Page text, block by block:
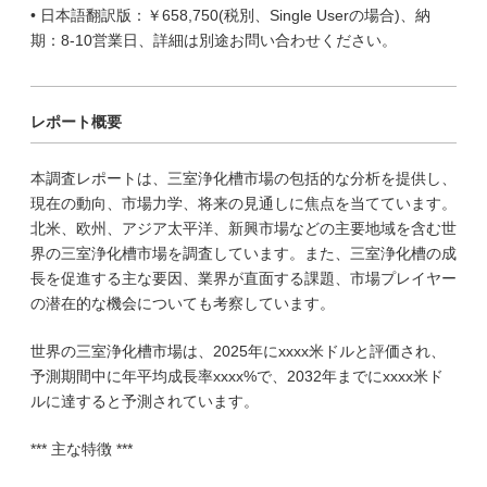
• 日本語翻訳版：￥658,750(税別、Single Userの場合)、納
期：8-10営業日、詳細は別途お問い合わせください。
レポート概要
本調査レポートは、三室浄化槽市場の包括的な分析を提供し、
現在の動向、市場力学、将来の見通しに焦点を当てています。
北米、欧州、アジア太平洋、新興市場などの主要地域を含む世
界の三室浄化槽市場を調査しています。また、三室浄化槽の成
長を促進する主な要因、業界が直面する課題、市場プレイヤー
の潜在的な機会についても考察しています。
世界の三室浄化槽市場は、2025年にxxxx米ドルと評価され、
予測期間中に年平均成長率xxxx%で、2032年までにxxxx米ド
ルに達すると予測されています。
*** 主な特徴 ***